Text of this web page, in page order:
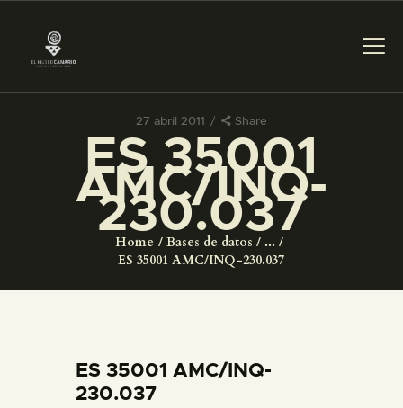
27 abril 2011 Share
ES 35001
AMC/INQ-
230.037
Home Bases de datos
...
ES 35001 AMC/INQ-230.037
PREPARAR LA VISITA
ACTIVIDADES
COLECCIONES
ES 35001 AMC/INQ-
230.037